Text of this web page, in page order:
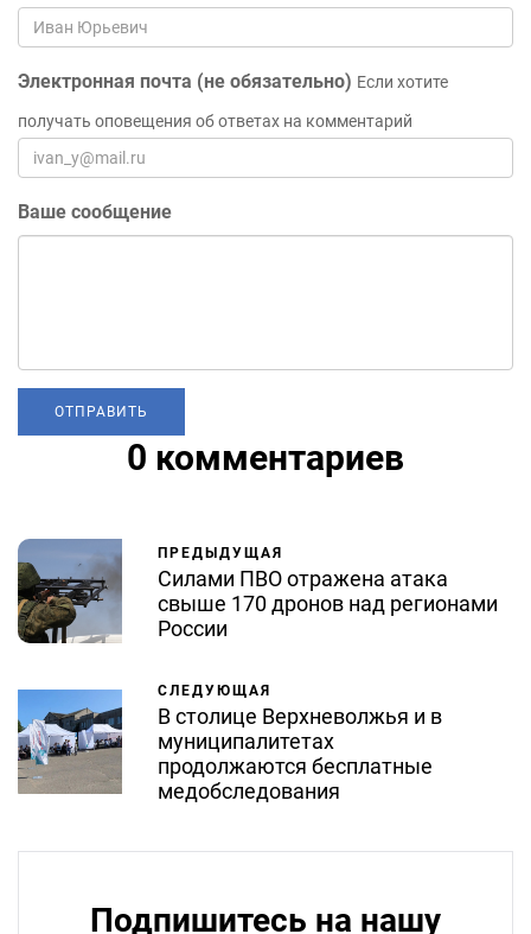
Электронная почта (не обязательно) Если хотите
получать оповещения об ответах на комментарий
Ваше сообщение
0 комментариев
ПРЕДЫДУЩАЯ
Силами ПВО отражена атака
свыше 170 дронов над регионами
России
СЛЕДУЮЩАЯ
В столице Верхневолжья и в
муниципалитетах
продолжаются бесплатные
медобследования
Подпишитесь на нашу